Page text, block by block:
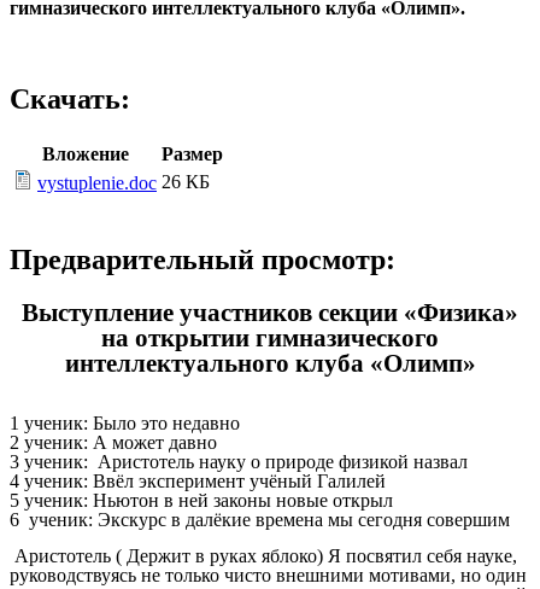
гимназического интеллектуального клуба «Олимп».
Скачать:
Вложение
Размер
vystuplenie.doc 26 КБ
Предварительный просмотр:
Выступление участников секции «Физика»
на открытии гимназического
интеллектуального клуба «Олимп»
1 ученик: Было это недавно
2 ученик: А может давно
3 ученик: Аристотель науку о природе физикой назвал
4 ученик: Ввёл эксперимент учёный Галилей
5 ученик: Ньютон в ней законы новые открыл
6 ученик: Экскурс в далёкие времена мы сегодня совершим
Аристотель ( Держит в руках яблоко) Я посвятил себя науке,
руководствуясь не только чисто внешними мотивами, но один